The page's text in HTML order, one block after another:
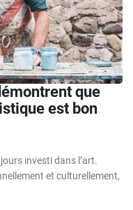
que
est bon
investi dans l’art.
et culturellement,